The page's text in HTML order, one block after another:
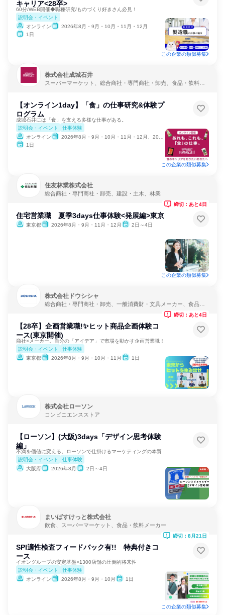
キャリア<28卒>
60分/WEB開催◆職種研究/ものづくり好きさん必見！
説明会・イベント
オンライン
2026年8月・9月・10月・11月・12月
1日
この企業の類似募集
株式会社成城石井
スーパーマーケット、総合商社・専門商社・卸売、食品・飲料メ
【オンライン1day】「食」の仕事研究&体験プ
ログラム
成城石井には「食」を支える多様な仕事がある。
説明会・イベント
仕事体験
オンライン
2026年8月・9月・10月・11月・12月、2027年1月・2月
1日
この企業の類似募集
住友林業株式会社
総合商社・専門商社・卸売、建設・土木、林業
住宅営業職 夏季3days仕事体験<発展編>東京
東京都 2026年8月・9月・11月・12月 2日～4日
締切：あと4日
この企業の類似募集
株式会社ドウシシャ
総合商社・専門商社・卸売、一般消費財・文具メーカー、食品・
【28卒】企画営業職!✨ヒット商品企画体験コ
ース(東京開催)
商社×メーカー。自分の「アイデア」で市場を動かす企画営業職！
説明会・イベント
仕事体験
東京都
2026年8月・9月・10月・11月 1日
締切：あと4日
株式会社ローソン
コンビニエンスストア
【ローソン】(大阪)3days「デザイン思考体験
編」
不満を価値に変える。ローソンで仕掛けるマーケティングの本質
説明会・イベント
仕事体験
大阪府
2026年8月 2日～4日
まいばすけっと株式会社
飲食、スーパーマーケット、食品・飲料メーカー
SPI適性検査フィードバック有!! 特典付きコ
ース
イオングループの安定基盤×1300店舗の圧倒的将来性
説明会・イベント
仕事体験
オンライン
2026年8月・9月・10月 1日
締切：8月21日
この企業の類似募集